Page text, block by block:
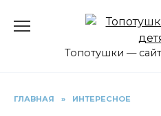
Топотушки —
ГЛАВНАЯ » ИНТЕРЕСНОЕ